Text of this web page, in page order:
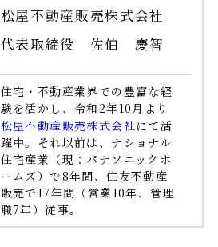
松屋不動産販売株式会社
代表取締役 佐伯 慶智
住宅・不動産業界での豊富な経
験を活かし、令和2年10月より
松屋不動産販売株式会社にて活
躍中。それ以前は、ナショナル
住宅産業（現：パナソニックホ
ームズ）で8年間、住友不動産
販売で17年間（営業10年、管理
職7年）従事。